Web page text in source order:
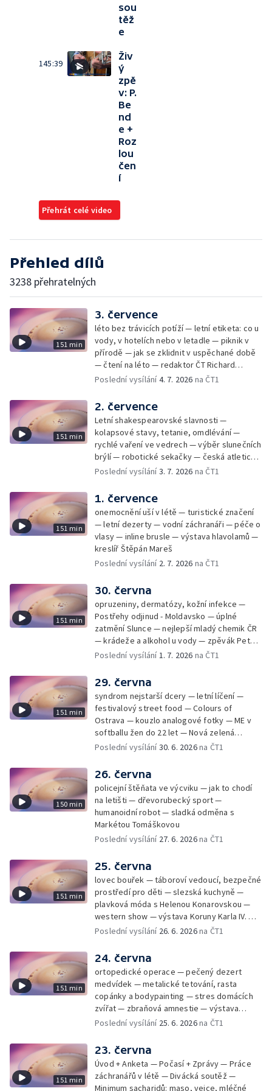
sou
těž
e
145:39
Živ
ý
zpě
v: P.
Be
nd
e +
Roz
lou
čen
í
Přehrát celé video
Přehled dílů
3238 přehratelných
151 min
3. července
léto bez trávicích potíží — letní etiketa: co u
vody, v hotelích nebo v letadle — piknik v
přírodě — jak se zklidnit v uspěchané době
— čtení na léto — redaktor ČT Richard
Samko
Poslední vysílání4. 7. 2026 na ČT1
151 min
2. července
Letní shakespearovské slavnosti —
kolapsové stavy, tetanie, omdlévání —
rychlé vaření ve vedrech — výběr slunečních
brýlí — robotické sekačky — česká atletická
rekordmanka — psí seriál: výmarský
Poslední vysílání3. 7. 2026 na ČT1
151 min
1. července
onemocnění uší v létě — turistické značení
— letní dezerty — vodní záchranáři — péče o
vlasy — inline brusle — výstava hlavolamů —
kreslíř Štěpán Mareš
Poslední vysílání 2. 7. 2026 na ČT1
151 min
30. června
opruzeniny, dermatózy, kožní infekce —
Postřehy odjinud - Moldavsko — úplné
zatmění Slunce — nejlepší mladý chemik ČR
— krádeže a alkohol u vody — zpěvák Peter
Cmorik
Poslední vysílání1. 7. 2026 na ČT1
151 min
29. června
syndrom nejstarší dcery — letní líčení —
festivalový street food — Colours of
Ostrava — kouzlo analogové fotky — ME v
softballu žen do 22 let — Nová zelená
úsporám — Global Teacher Prize Czech
Poslední vysílání30. 6. 2026na ČT1
150 min
26. června
policejní štěňata ve výcviku — jak to chodí
na letišti — dřevorubecký sport —
humanoidní robot — sladká odměna s
Markétou Tomáškovou
Poslední vysílání 27. 6. 2026na ČT1
151 min
25. června
lovec bouřek — táboroví vedoucí, bezpečné
prostředí pro děti — slezská kuchyně —
plavková móda s Helenou Konarovskou —
western show — výstava Koruny Karla IV. —
mladý lezecký fenomén Josef Šindel
Poslední vysílání 26. 6. 2026na ČT1
151 min
24. června
ortopedické operace — pečený dezert
medvídek — metalické tetování, rasta
copánky a bodypainting — stres domácích
zvířat — zbraňová amnestie — výstava
mikrofotografií rostlin — fenomenální
Poslední vysílání 25. 6. 2026na ČT1
151 min
23. června
Úvod + Anketa — Počasí + Zprávy — Práce
záchranářů v létě — Divácká soutěž —
Minimum sacharidů: maso, vejce, mléčné